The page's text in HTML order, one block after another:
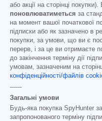
або акції на сторінці
поновлюватиметься за
на момент вашої початкової
підписки або як зазначено в
покупки, за умови, що ви є
перерв, і за це ви отримаєте
до закінчення терміну дії
умовам, зазначеним на
конфіденційності/файлів
------
Загальні умови
Будь-яка покупка SpyHunter
запропонованого терміну